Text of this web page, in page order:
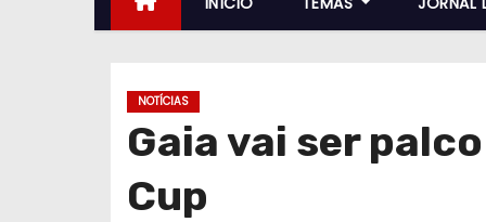
NOTÍCIAS
Gaia vai ser
Cup